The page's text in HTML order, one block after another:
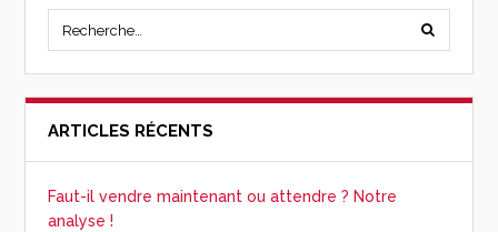
ARTICLES RÉCENTS
Faut-il vendre maintenant ou attendre ? Notre
analyse !